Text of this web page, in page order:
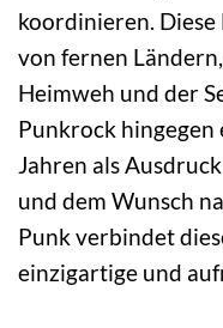
koordinieren.
von fernen
Heimweh und der
Punkrock
Jahren als
und dem Wunsch
Punk verbindet
einzigartige und